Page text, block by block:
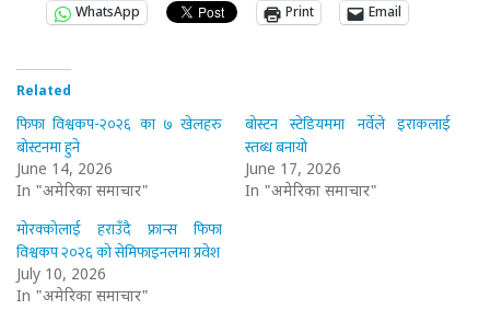
WhatsApp
Print Email
Related
फिफा विश्वकप-२०२६ का ७ खेलहरु
बोस्टनमा हुने
June 14, 2026
In "अमेरिका समाचार"
बोस्टन स्टेडियममा नर्वेले इराकलाई
स्तब्ध बनायो
June 17, 2026
In "अमेरिका समाचार"
मोरक्कोलाई हराउँदै फ्रान्स फिफा
विश्वकप २०२६ को सेमिफाइनलमा प्रवेश
July 10, 2026
In "अमेरिका समाचार"